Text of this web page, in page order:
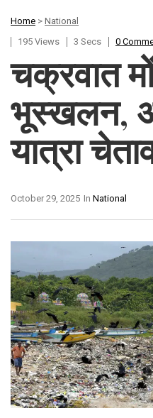
Home > National
195 Views
3 Secs 0
चक्रवात
भूस्खलन,
यात्रा
In National
October 29, 2025